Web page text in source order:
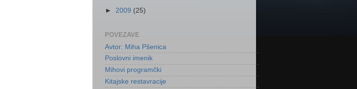
► 2009 (25)
POVEZAVE
Avtor: Miha Pšenica
Poslovni imenik
Mihovi programčki
Kitajske restavracije